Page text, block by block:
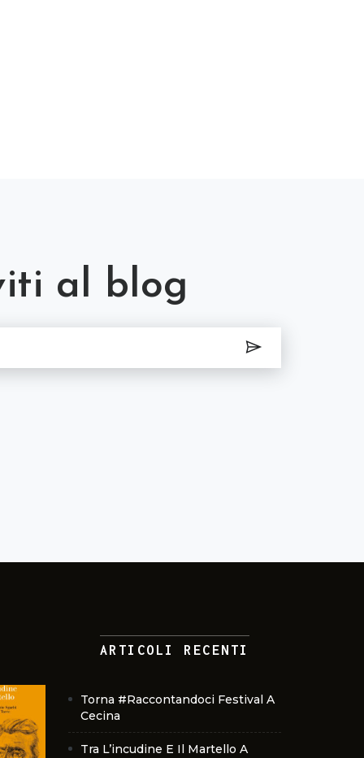
al blog
ARTICOLI RECENTI
Torna #Raccontandoci Festival A
Cecina
Tra L’incudine E Il Martello A